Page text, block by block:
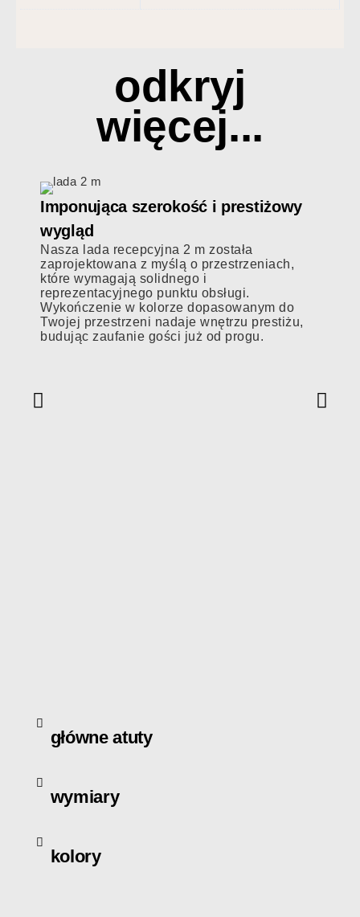
odkryj
więcej...
Imponująca szerokość i prestiżowy
wygląd
Nasza lada recepcyjna 2 m została
zaprojektowana z myślą o przestrzeniach,
które wymagają solidnego i
reprezentacyjnego punktu obsługi.
Wykończenie w kolorze dopasowanym do
Twojej przestrzeni nadaje wnętrzu prestiżu,
budując zaufanie gości już od progu.
główne atuty
wymiary
kolory